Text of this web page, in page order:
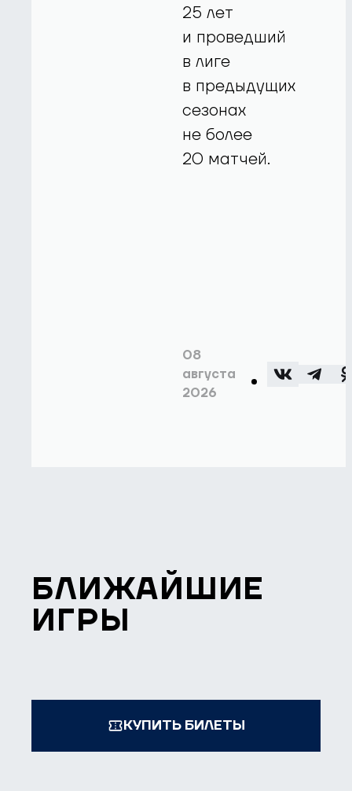
25 лет
и проведший
в лиге
в предыдущих
сезонах
не более
20 матчей.​
08
августа
2026
БЛИЖАЙШИЕ
ИГРЫ
КУПИТЬ БИЛЕТЫ